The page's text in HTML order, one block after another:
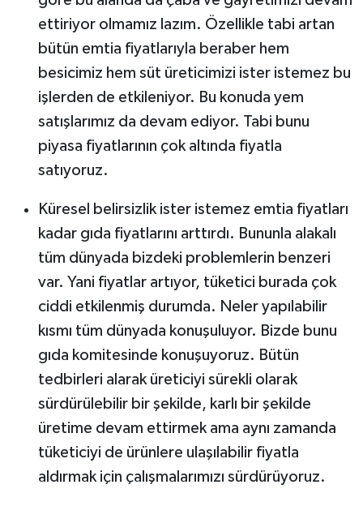
ettiriyor olmamız lazım. Özellikle tabi artan
bütün emtia fiyatlarıyla beraber hem
besicimiz hem süt üreticimizi ister istemez bu
işlerden de etkileniyor. Bu konuda yem
satışlarımız da devam ediyor. Tabi bunu
piyasa fiyatlarının çok altında fiyatla
satıyoruz.
Küresel belirsizlik ister istemez emtia fiyatları
kadar gıda fiyatlarını arttırdı. Bununla alakalı
tüm dünyada bizdeki problemlerin benzeri
var. Yani fiyatlar artıyor, tüketici burada çok
ciddi etkilenmiş durumda. Neler yapılabilir
kısmı tüm dünyada konuşuluyor. Bizde bunu
gıda komitesinde konuşuyoruz. Bütün
tedbirleri alarak üreticiyi sürekli olarak
sürdürülebilir bir şekilde, karlı bir şekilde
üretime devam ettirmek ama aynı zamanda
tüketiciyi de ürünlere ulaşılabilir fiyatla
aldırmak için çalışmalarımızı sürdürüyoruz.